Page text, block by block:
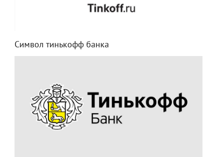
Символ тинькофф банка